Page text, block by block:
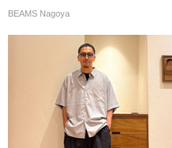
BEAMS Nagoya